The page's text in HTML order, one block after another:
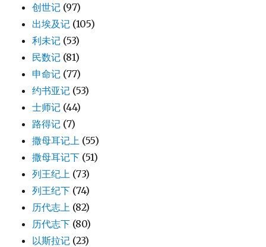
创世记 (97)
出埃及记 (105)
利未记 (53)
民数记 (81)
申命记 (77)
约书亚记 (53)
士师记 (44)
路得记 (7)
撒母耳记上 (55)
撒母耳记下 (51)
列王纪上 (73)
列王纪下 (74)
历代志上 (82)
历代志下 (80)
以斯拉记 (23)